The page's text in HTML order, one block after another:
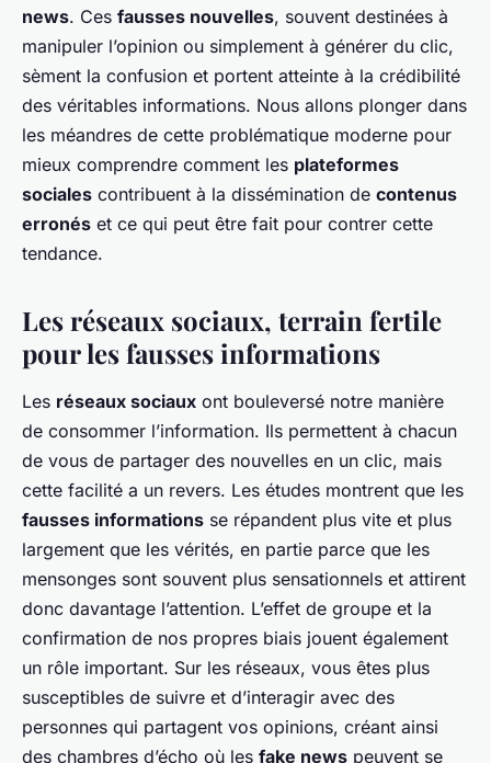
news. Ces fausses nouvelles, souvent destinées à
manipuler l’opinion ou simplement à générer du clic,
sèment la confusion et portent atteinte à la crédibilité
des véritables informations. Nous allons plonger dans
les méandres de cette problématique moderne pour
mieux comprendre comment les plateformes
sociales contribuent à la dissémination de contenus
erronés et ce qui peut être fait pour contrer cette
tendance.
Les réseaux sociaux, terrain fertile
pour les fausses informations
Les réseaux sociaux ont bouleversé notre manière
de consommer l’information. Ils permettent à chacun
de vous de partager des nouvelles en un clic, mais
cette facilité a un revers. Les études montrent que les
fausses informations se répandent plus vite et plus
largement que les vérités, en partie parce que les
mensonges sont souvent plus sensationnels et attirent
donc davantage l’attention. L’effet de groupe et la
confirmation de nos propres biais jouent également
un rôle important. Sur les réseaux, vous êtes plus
susceptibles de suivre et d’interagir avec des
personnes qui partagent vos opinions, créant ainsi
des chambres d’écho où les fake news peuvent se